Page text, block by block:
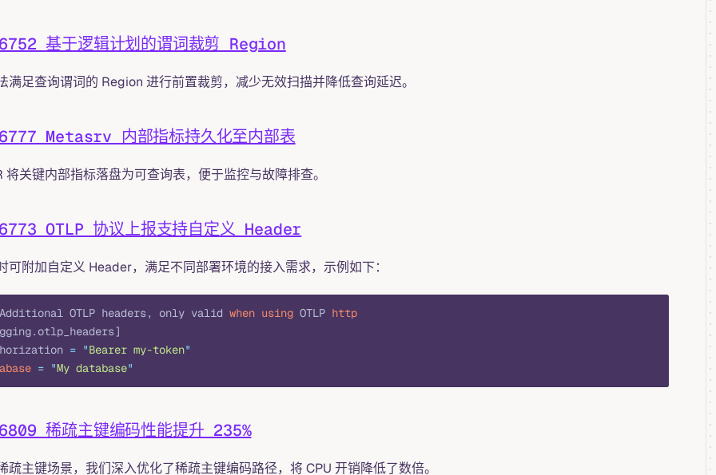
基于逻辑计划的谓词裁剪 Region
满足查询谓词的 Region 进行前置裁剪，减少无效扫描并降低查询延迟。
Metasrv 内部指标持久化至内部表
将关键内部指标落盘为可查询表，便于监控与故障排查。
OTLP 协议上报支持自定义 Header
可附加自定义 Header，满足不同部署环境的接入需求，示例如下：
OTLP headers, only valid when using OTLP http
= "Bearer my-token"
= "My database"
稀疏主键编码性能提升 235%
疏主键场景，我们深入优化了稀疏主键编码路径，将 CPU 开销降低了数倍。